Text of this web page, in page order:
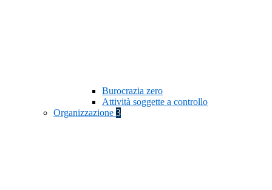
Burocrazia zero
Attività soggette a controllo
Organizzazione 3